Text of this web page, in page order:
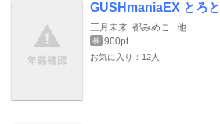
GUSHmaniaEX とろ
三月未来 都みめこ 他
巻 900pt
お気に入り：12人